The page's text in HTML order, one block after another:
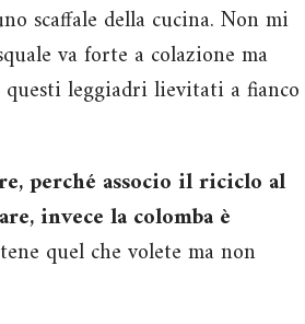
scaffale della cucina. Non mi
va forte a colazione ma
leggiadri lievitati a fianco
perché associo il riciclo al
invece la colomba è
quel che volete ma non